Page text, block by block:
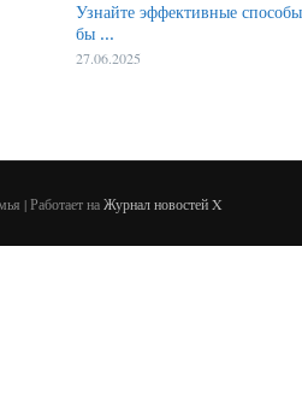
Узнайте эффективные
бы ...
27.06.2025
| Работает наЖурнал новостей X